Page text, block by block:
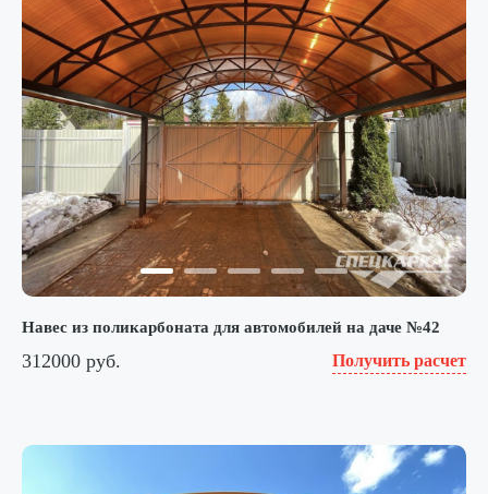
Навес из поликарбоната для автомобилей на даче №42
312000 руб. Получить расчет